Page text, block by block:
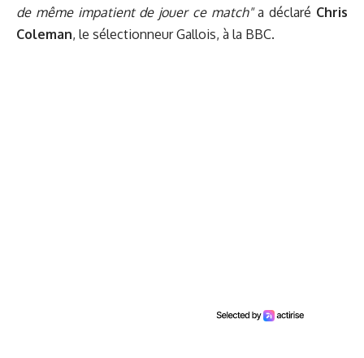
de même impatient de jouer ce match"a déclaré Chris
Coleman, le sélectionneur Gallois, à la BBC.